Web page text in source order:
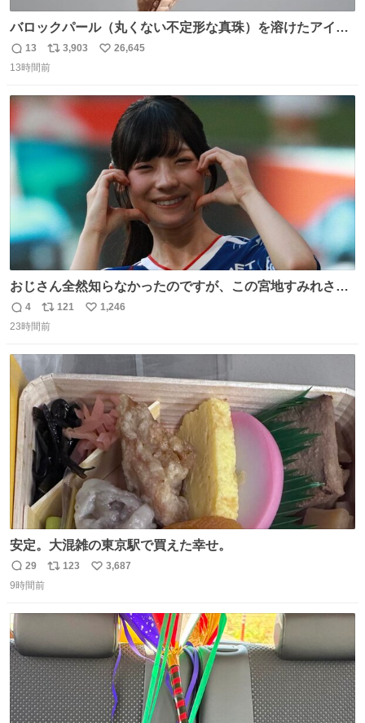
バロックパール（丸くない不定形な真珠）を溶けたアイス
や飴玉、雲、アヒルに見立ててジュエリーデザイナー、
Ben Choi 蔡俊文さんの作品。
返
信
13
リ
ポ
ト
3,903
い
数
26,645
13時間前
おじさん全然知らなかったのですが、この宮地すみれさん
（日向坂46）はマリサポだったのですね。 カメラ目線でに
っこりしていただいたので撮影したものの、全然誰だか知
ます！！
返
信
4
リ
ポ
ト
数
121
い
1,246
23時間前
安定。大混雑の東京駅で買えた幸せ。
返
信
29
リ
数
123
い
3,687
9時間前